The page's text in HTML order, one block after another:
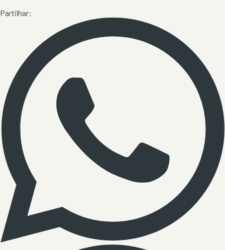
Partilhar: